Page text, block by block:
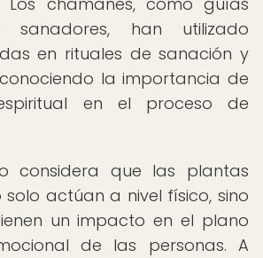
sanadores, han utilizado
en rituales de sanación y
la importancia de
en el proceso de
considera que las plantas
solo actúan a nivel físico, sino
un impacto en el plano
de las personas. A